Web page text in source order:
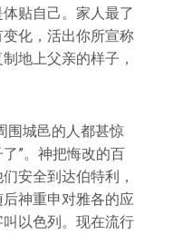
贴自己。家人最了
化，活出你所宣称
地上父亲的样子，
围城邑的人都甚惊
”。神把悔改的百
安全到达伯特利，
神重申对雅各的应
以色列。现在流行